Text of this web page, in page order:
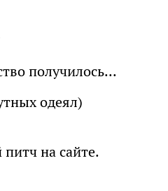
получилось...
одеял)
на сайте.